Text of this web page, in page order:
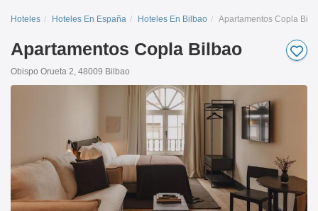
Hoteles Hoteles En España Hoteles En Bilbao Apartamentos Copla
Apartamentos Copla Bilbao
Obispo Orueta 2, 48009 Bilbao